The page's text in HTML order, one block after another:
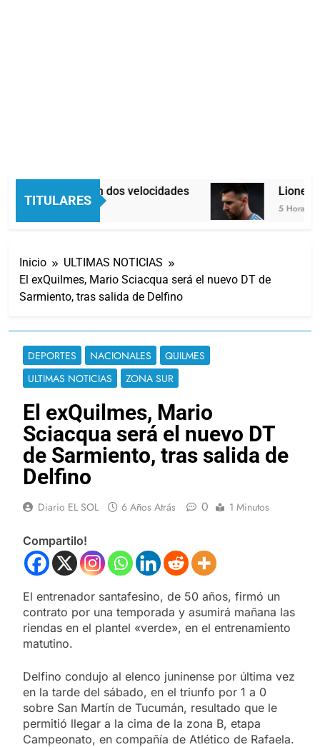
TITULARES
Economía en dos velocidades
5 Horas Atrás
Lionel
5 Horas
Inicio
ULTIMAS NOTICIAS
El exQuilmes, Mario Sciacqua será el nuevo DT de
Sarmiento, tras salida de Delfino
DEPORTES NACIONALES
QUILMES
ULTIMAS NOTICIAS
ZONA SUR
El exQuilmes, Mario
Sciacqua será el nuevo DT
de Sarmiento, tras salida de
Delfino
Diario EL SOL 6 Años Atrás 0 1 Minutos
Compartilo!
El entrenador santafesino, de 50 años, firmó un
contrato por una temporada y asumirá mañana las
riendas en el plantel «verde», en el entrenamiento
matutino.
Delfino condujo al elenco juninense por última vez
en la tarde del sábado, en el triunfo por 1 a 0
sobre San Martín de Tucumán, resultado que le
permitió llegar a la cima de la zona B, etapa
Campeonato, en compañía de Atlético de Rafaela.